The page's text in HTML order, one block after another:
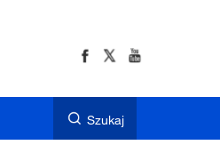
Szukaj